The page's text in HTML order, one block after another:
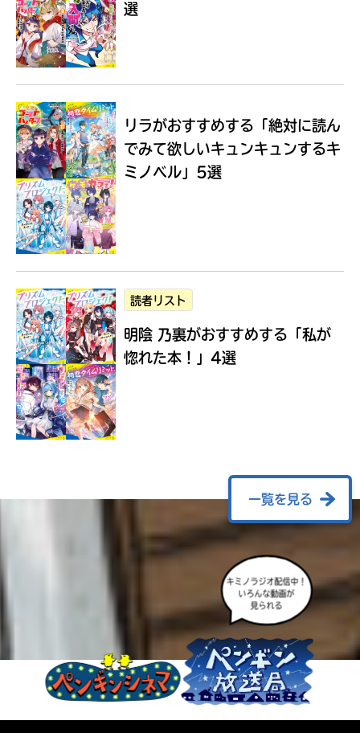
Loading...
選
リラがおすすめする 「絶対に読ん
でみて欲しいキュンキュンするキ
ミノベル」5選
読者リスト
明陰 乃裏がおすすめする 「私が
惚れた本！」4選
一覧を見る
キミノラジオ配信中！
いろんな動画が
見られる
に
エ
も
度
み
て
ね
る